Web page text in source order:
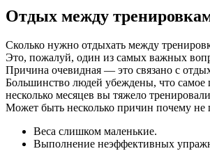
Отдых между
Сколько нужно отдыхать между
Это, пожалуй, один из самых важных
Причина очевидная — это связано с
Большинство людей убеждены, что самое
несколько месяцев вы тяжело
Может быть несколько причин почему не
Веса слишком маленькие.
Выполнение неэффективных